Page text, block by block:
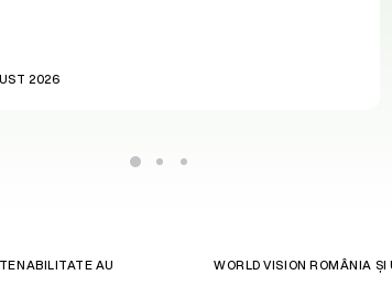
2026
AU
WORLD VISION ROMÂNIA